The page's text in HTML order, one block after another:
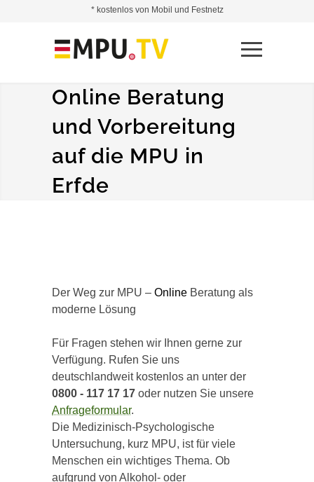
Online Beratung
und Vorbereitung
auf die MPU in
Erfde
Der Weg zur MPU – Online Beratung als
moderne Lösung
Für Fragen stehen wir Ihnen gerne zur
Verfügung. Rufen Sie uns
deutschlandweit kostenlos an unter der
0800 - 117 17 17 oder nutzen Sie unsere
Anfrageformular.
Die Medizinisch-Psychologische
Untersuchung, kurz MPU, ist für viele
Menschen ein wichtiges Thema. Ob
aufgrund von Alkohol- oder
* kostenlos von Mobil und Festnetz